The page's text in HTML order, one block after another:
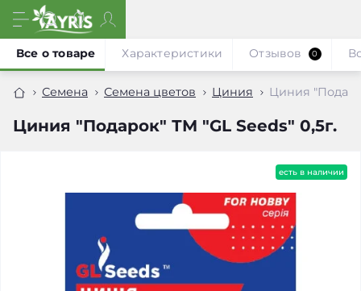
Семена Семена цветов Циния Циния
Циния "Подарок" ТМ "GL Seeds" 0,5г.
Все о товаре Характеристики Отзывов 0
есть в наличии